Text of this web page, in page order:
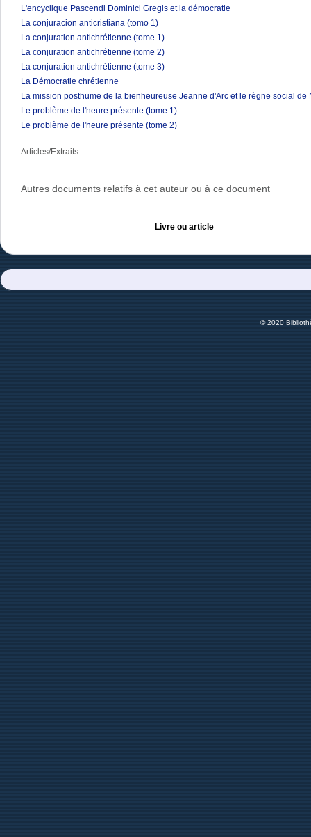
L'encyclique Pascendi Dominici Gregis et la démocratie
La conjuracion anticristiana (tomo 1)
La conjuration antichrétienne (tome 1)
La conjuration antichrétienne (tome 2)
La conjuration antichrétienne (tome 3)
La Démocratie chrétienne
La mission posthume de la bienheureuse Jeanne d'Arc et le règne social
Le problème de l'heure présente (tome 1)
Le problème de l'heure présente (tome 2)
Articles/Extraits
Autres documents relatifs à cet auteur ou à ce document
Livre ou article
© 2020